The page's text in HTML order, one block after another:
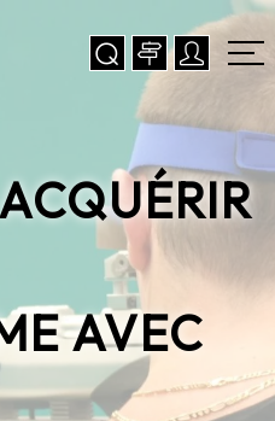
AVEC